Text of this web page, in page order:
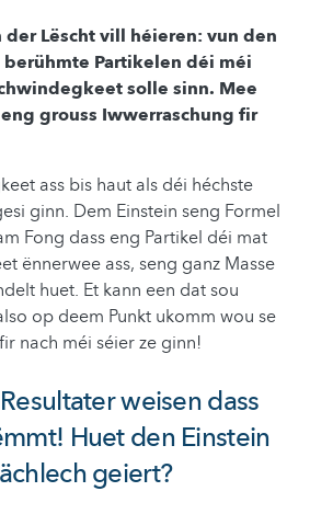
der Lëscht vill héieren: vun den
Partikelen déi méi
solle sinn. Mee
grouss Iwwerraschung fir
ass bis haut als déi héchste
ginn. Dem Einstein seng Formel
Fong dass eng Partikel déi mat
ënnerwee ass, seng ganz Masse
huet. Et kann een dat sou
op deem Punkt ukomm wou se
nach méi séier ze ginn!
weisen dass
Huet den Einstein
geiert?